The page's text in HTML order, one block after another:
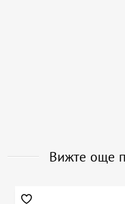
Вижте още